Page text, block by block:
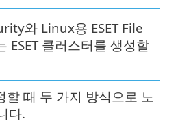
와 Linux용 ESET File
ESET 클러스터를 생성할
할 때 두 가지 방식으로 노
다.